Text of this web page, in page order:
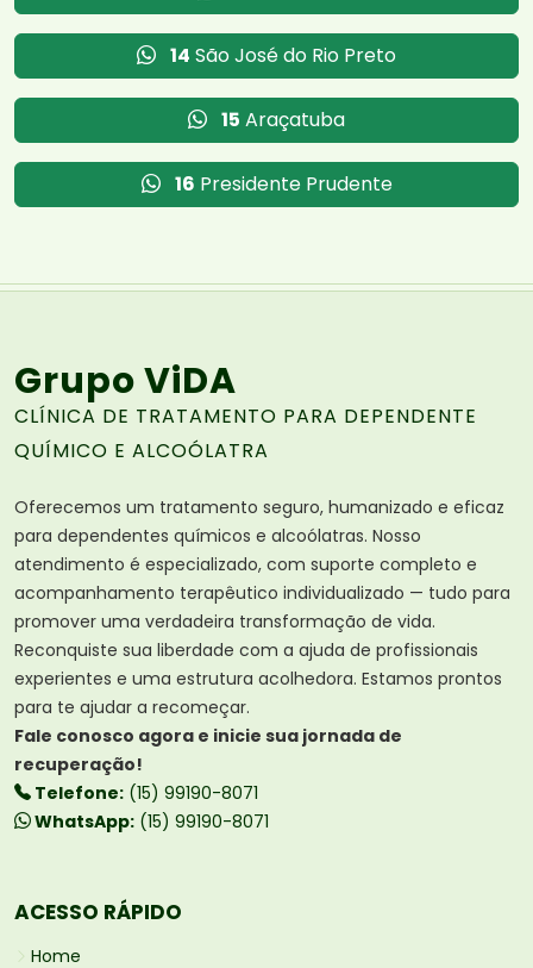
14 São José do Rio Preto
15 Araçatuba
16 Presidente Prudente
Grupo ViDA
CLÍNICA DE TRATAMENTO PARA DEPENDENTE
QUÍMICO E ALCOÓLATRA
Oferecemos um tratamento seguro, humanizado e eficaz
para dependentes químicos e alcoólatras. Nosso
atendimento é especializado, com suporte completo e
acompanhamento terapêutico individualizado — tudo para
promover uma verdadeira transformação de vida.
Reconquiste sua liberdade com a ajuda de profissionais
experientes e uma estrutura acolhedora. Estamos prontos
para te ajudar a recomeçar.
Fale conosco agora e inicie sua jornada de
recuperação!
Telefone: (15) 99190-8071
WhatsApp: (15) 99190-8071
ACESSO RÁPIDO
Home